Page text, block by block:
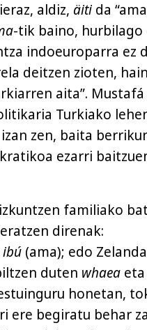
aldiz, äiti da
-tik baino, hurbilago
indoeuroparra ez
deitzen zioten, hain
aita”. Mustafá
Turkiako
zen, baita
ezarri
familiako
direnak:
ibú (ama); edo Zelanda
duten whaea eta
honetan,
ere begiratu behar